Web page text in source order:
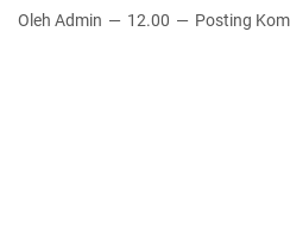
Oleh Admin 12.00 Posting